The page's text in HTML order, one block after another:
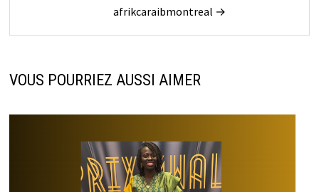
afrikcaraibmontreal →
VOUS POURRIEZ AUSSI AIMER